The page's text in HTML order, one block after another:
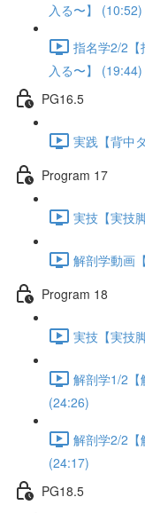
入る〜】 (10:52)
指名学2/2
入る〜】 (19:44)
PG16.5
実践【背中
Program 17
実技【実技
解剖学動画
Program 18
実技【実技
解剖学1/2
(24:26)
解剖学2/2
(24:17)
PG18.5